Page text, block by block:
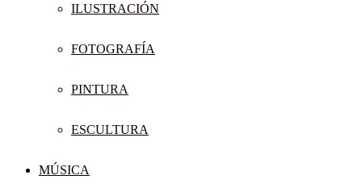
ILUSTRACIÓN
FOTOGRAFÍA
PINTURA
ESCULTURA
MÚSICA